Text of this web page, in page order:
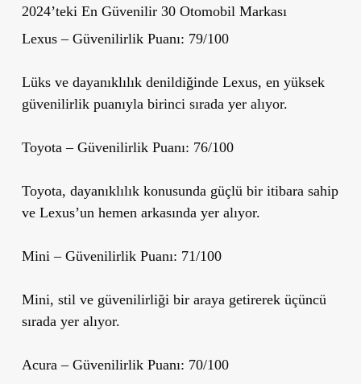
2024’teki En Güvenilir 30 Otomobil Markası
Lexus– Güvenilirlik Puanı: 79/100
Lüks ve dayanıklılık denildiğinde Lexus, en yüksek
güvenilirlik puanıyla birinci sırada yer alıyor.
Toyota – Güvenilirlik Puanı: 76/100
Toyota, dayanıklılık konusunda güçlü bir itibara sahip
ve Lexus’un hemen arkasında yer alıyor.
Mini – Güvenilirlik Puanı: 71/100
Mini, stil ve güvenilirliği bir araya getirerek üçüncü
sırada yer alıyor.
Acura – Güvenilirlik Puanı: 70/100